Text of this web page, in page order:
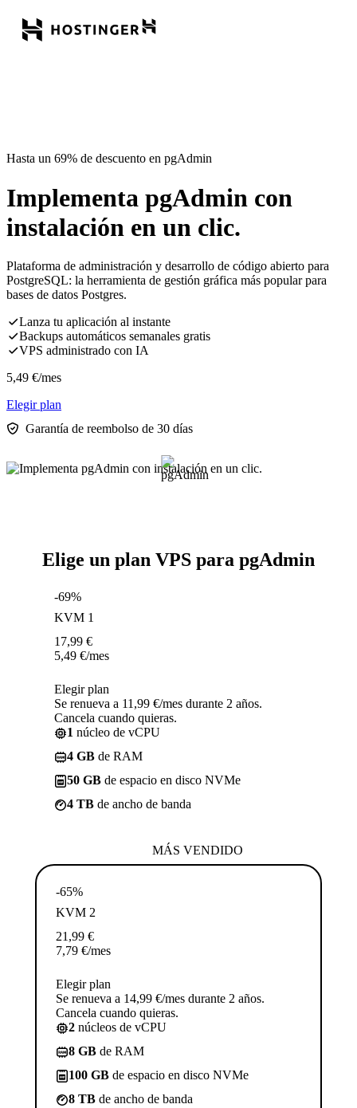
Hasta un 69% de descuento en pgAdmin
Implementa pgAdmin con
instalación en un clic.
Plataforma de administración y desarrollo de código abierto para
PostgreSQL: la herramienta de gestión gráfica más popular para
bases de datos Postgres.
Lanza tu aplicación al instante
Backups automáticos semanales gratis
VPS administrado con IA
5,49 €/mes
Elegir plan
Garantía de reembolso de 30 días
Elige un plan VPS para pgAdmin
-69%
KVM 1
17,99 €
5,49 €/mes
Elegir plan
Se renueva a 11,99 €/mes durante 2 años.
Cancela cuando quieras.
1 núcleo de vCPU
4 GB de RAM
50 GB de espacio en disco NVMe
4 TB de ancho de banda
MÁS VENDIDO
-65%
KVM 2
21,99 €
7,79 €/mes
Elegir plan
Se renueva a 14,99 €/mes durante 2 años.
Cancela cuando quieras.
2 núcleos de vCPU
8 GB de RAM
100 GB de espacio en disco NVMe
8 TB de ancho de banda